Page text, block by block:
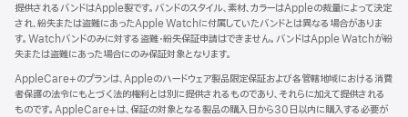
提供されるバンドはApple製です。バンドのスタイル、素材、カラーはAppleの裁量によって決定
され、紛失または盗難にあったApple Watchに付属していたバンドとは異なる場合がありま
す。Watchバンドのみに対する盗難・紛失保証申請はできません。バンドはApple Watchが紛
失または盗難にあった場合にのみ保証対象となります。
AppleCare+のプランは、Appleのハードウェア製品限定保証および各管轄地域における消費
者保護の法令にもとづく法的権利とは別に提供されるものであり、それらに加えて提供される
ものです。AppleCare+は、保証の対象となる製品の購入日から30日以内に購入する必要が